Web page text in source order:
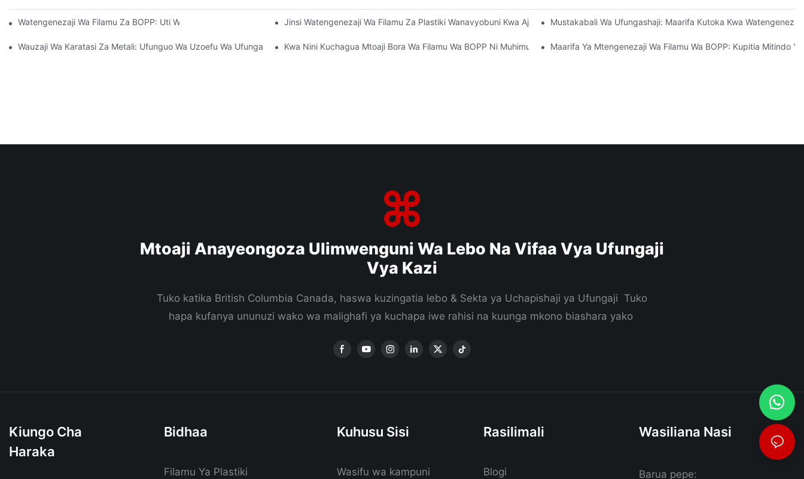
Watengenezaji Wa Filamu Za BOPP: Uti Wa Mgongo Wa Ufungashaji UnaonyumbulikaJinsi Watengenezaji Wa Filamu Za Plastiki Wanavyobuni Kwa Ajili Ya UendelevuMustakabali Wa Ufungashaji: Maarifa Kutoka Kwa
Wauzaji Wa Karatasi Za Metali: Ufunguo Wa Uzoefu Wa Ufungashaji Wa AnasaKwa Nini Kuchagua Mtoaji Bora Wa Filamu Wa BOPP Ni Muhimu Kwa Biashara YakoMaarifa Ya Mtengenezaji Wa Filamu Wa BOPP: Kupitia Mitindo
Mtoaji Anayeongoza Ulimwenguni Wa Lebo Na Vifaa Vya Ufungaji
Vya Kazi
Tuko katika British Columbia Canada, haswa kuzingatia lebo & Sekta ya Uchapishaji ya Ufungaji Tuko
hapa kufanya ununuzi wako wa malighafi ya kuchapa iwe rahisi na kuunga mkono biashara yako
Kiungo Cha
Haraka
Bidhaa
Filamu Ya Plastiki
Kuhusu Sisi
Wasifu wa kampuni
Rasilimali
Blogi
Wasiliana Nasi
Barua pepe: